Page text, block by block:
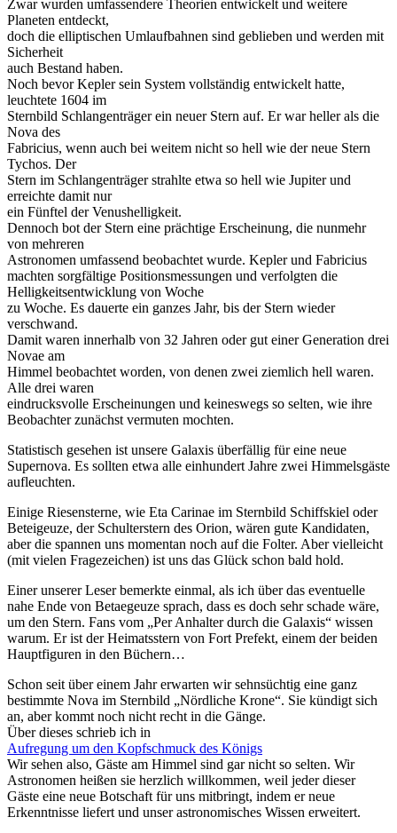
Zwar wurden umfassendere Theorien entwickelt und weitere
Planeten entdeckt,
doch die elliptischen Umlaufbahnen sind geblieben und werden mit
Sicherheit
auch Bestand haben.
Noch bevor Kepler sein System vollständig entwickelt hatte,
leuchtete 1604 im
Sternbild Schlangenträger ein neuer Stern auf. Er war heller als die
Nova des
Fabricius, wenn auch bei weitem nicht so hell wie der neue Stern
Tychos. Der
Stern im Schlangenträger strahlte etwa so hell wie Jupiter und
erreichte damit nur
ein Fünftel der Venushelligkeit.
Dennoch bot der Stern eine prächtige Erscheinung, die nunmehr
von mehreren
Astronomen umfassend beobachtet wurde. Kepler und Fabricius
machten sorgfältige Positionsmessungen und verfolgten die
Helligkeitsentwicklung von Woche
zu Woche. Es dauerte ein ganzes Jahr, bis der Stern wieder
verschwand.
Damit waren innerhalb von 32 Jahren oder gut einer Generation drei
Novae am
Himmel beobachtet worden, von denen zwei ziemlich hell waren.
Alle drei waren
eindrucksvolle Erscheinungen und keineswegs so selten, wie ihre
Beobachter zunächst vermuten mochten.
Statistisch gesehen ist unsere Galaxis überfällig für eine neue
Supernova. Es sollten etwa alle einhundert Jahre zwei Himmelsgäste
aufleuchten.
Einige Riesensterne, wie Eta Carinae im Sternbild Schiffskiel oder
Beteigeuze, der Schulterstern des Orion, wären gute Kandidaten,
aber die spannen uns momentan noch auf die Folter. Aber vielleicht
(mit vielen Fragezeichen) ist uns das Glück schon bald hold.
Einer unserer Leser bemerkte einmal, als ich über das eventuelle
nahe Ende von Betaegeuze sprach, dass es doch sehr schade wäre,
um den Stern. Fans vom „Per Anhalter durch die Galaxis“ wissen
warum. Er ist der Heimatsstern von Fort Prefekt, einem der beiden
Hauptfiguren in den Büchern…
Schon seit über einem Jahr erwarten wir sehnsüchtig eine ganz
bestimmte Nova im Sternbild „Nördliche Krone“. Sie kündigt sich
an, aber kommt noch nicht recht in die Gänge.
Über dieses schrieb ich in
Aufregung um den Kopfschmuck des Königs
Wir sehen also, Gäste am Himmel sind gar nicht so selten. Wir
Astronomen heißen sie herzlich willkommen, weil jeder dieser
Gäste eine neue Botschaft für uns mitbringt, indem er neue
Erkenntnisse liefert und unser astronomisches Wissen erweitert.